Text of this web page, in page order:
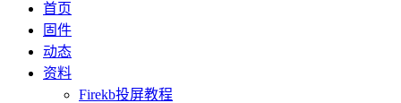
首页
固件
动态
资料
Firekb投屏教程